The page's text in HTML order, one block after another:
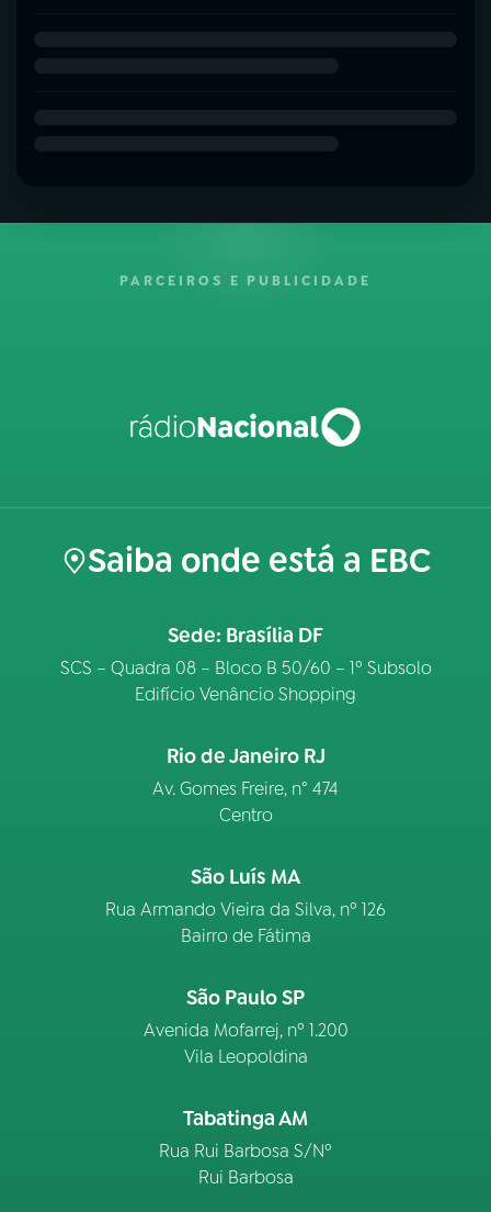
PARCEIROS E PUBLICIDADE
Saiba onde está a EBC
Sede: Brasília DF
SCS – Quadra 08 – Bloco B 50/60 – 1º Subsolo
Edifício Venâncio Shopping
Rio de Janeiro RJ
Av. Gomes Freire, n° 474
Centro
São Luís MA
Rua Armando Vieira da Silva, nº 126
Bairro de Fátima
São Paulo SP
Avenida Mofarrej, nº 1.200
Vila Leopoldina
Tabatinga AM
Rua Rui Barbosa S/Nº
Rui Barbosa